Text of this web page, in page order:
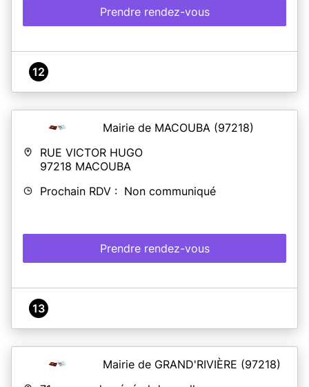
Prendre rendez-vous
12
Mairie de MACOUBA (97218)
RUE VICTOR HUGO
97218 MACOUBA
Prochain RDV : Non communiqué
Prendre rendez-vous
13
Mairie de GRAND'RIVIÈRE (97218)